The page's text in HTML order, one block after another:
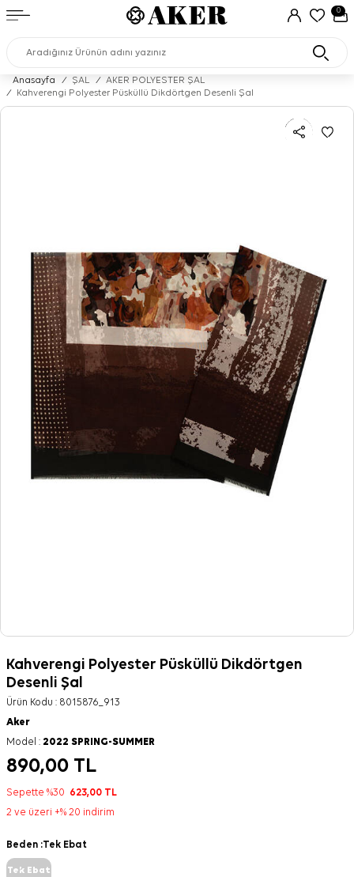
0
Anasayfa / ŞAL /
AKER POLYESTER ŞAL
/
Kahverengi Polyester Püsküllü Dikdörtgen Desenli Şal
Kahverengi Polyester Püsküllü Dikdörtgen
Desenli Şal
Ürün Kodu : 8015876_913
Aker
Model : 2022 SPRING-SUMMER
890,00 TL
Sepette %30 623,00 TL
2 ve üzeri +% 20 indirim
Beden :Tek Ebat
Tek Ebat